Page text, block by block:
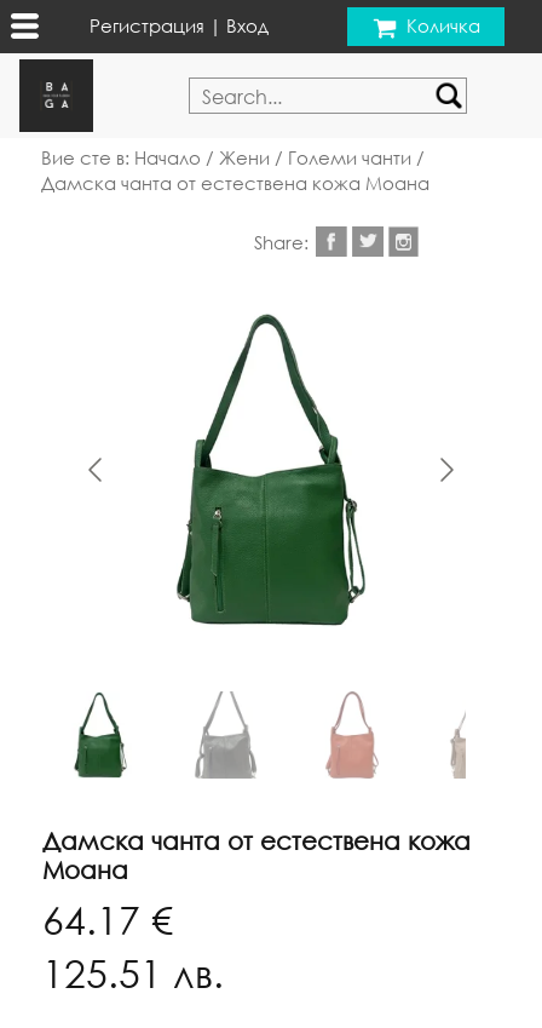
Регистрация | Вход Количка
Вие сте в: Начало / Жени / Големи чанти /
Дамска чанта от естествена кожа Моана
Share:
Дамска чанта от естествена кожа
Моана
64.17 €
125.51 лв.